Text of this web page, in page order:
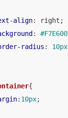
align: right;
: #F7E600
radius : 10px
{
: 10px;